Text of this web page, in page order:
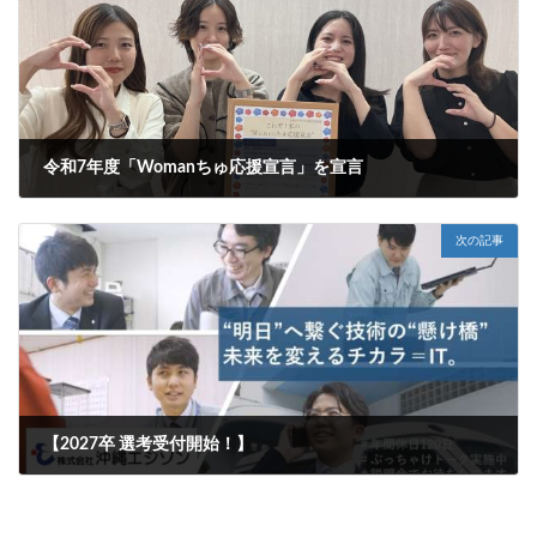
令和7年度「Womanちゅ応援宣言」を宣言
次の記事
【2027卒 選考受付開始！】